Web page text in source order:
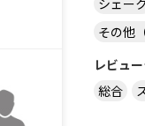
その他
レビュ
総合